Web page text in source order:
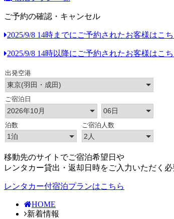
ご予約の確認・キャンセル
2025/9/8 14時までにご予約されたお客様はこ
2025/9/8 14時以降にご予約されたお客様はこ
移動先のサイトでご宿泊希望日や
レンタカー貸出・返却日時をご入力いただく必
レンタカー付宿泊プランはこちら
HOME
新着情報